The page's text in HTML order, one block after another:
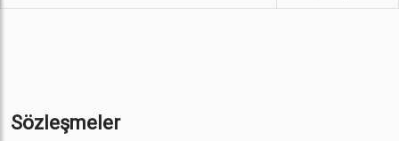
Sözleşmeler